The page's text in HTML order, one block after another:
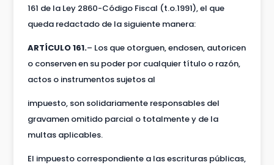
161 de la Ley 2860-Código Fiscal (t.o.1991), el que
queda redactado de la siguiente manera:
ARTÍCULO 161.– Los que otorguen, endosen, autoricen
o conserven en su poder por cualquier título o razón,
actos o instrumentos sujetos al
impuesto, son solidariamente responsables del
gravamen omitido parcial o totalmente y de la
multas aplicables.
El impuesto correspondiente a las escrituras públicas,